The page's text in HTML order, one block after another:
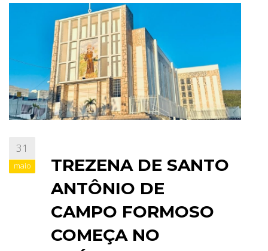
31
maio
TREZENA DE SANTO
ANTÔNIO DE
CAMPO FORMOSO
COMEÇA NO